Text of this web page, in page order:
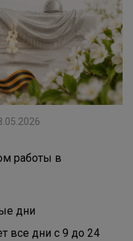
работы в
дни
все дни с 9 до 24